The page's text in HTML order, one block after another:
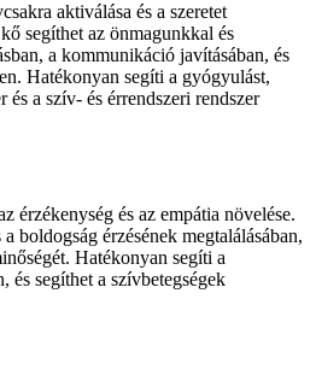
aktiválása és a szeretet
segíthet az önmagunkkal és
a kommunikáció javításában, és
Hatékonyan segíti a gyógyulást,
a szív- és érrendszeri rendszer
érzékenység és az empátia növelése.
boldogság érzésének megtalálásában,
Hatékonyan segíti a
és segíthet a szívbetegségek